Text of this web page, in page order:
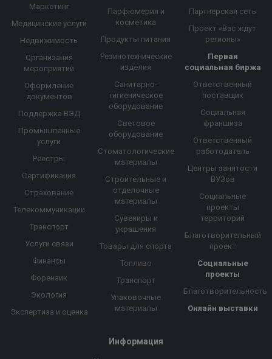
Маркетинг
Медицинские услуги
Недвижимость
Организация
мероприятий
Оформление
документов
Поддержка ВЭД
Промышленные
услуги
Реестры
Сертификация
Страхование
Телекоммуникации
Транспорт
Услуги связи
Финансы
Форензик
Экология
Экспертиза и оценка
Парфюмерия и
косметика
Продукты питания
Резинотехнические
изделия
Санитарно-
гигиеническое
оборудование
Световое
оборудование
Стоматологические
материалы
Строительные и
отделочные
материалы
Сувениры и
украшения
Товары для спорта
Топливо
Транспорт
Упаковочные
материалы
Партнерская сеть
Проект «Вас ждут
регионы»
Первая
социальная биржа
Ответственный
поставщик
Социальная
франшиза
Ответственный
работодатель
Центры занятости
ВУЗов
Социальные
проекты
территорий
Благотворительный
проект
Социальные
проекты
Благотворительность
Онлайн выставки
Информация